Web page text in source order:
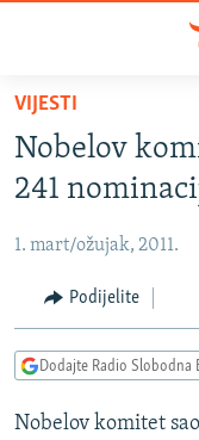
Pređite
glavni
sadržaj
na
navigaciju
Pređite
na
VIJESTI
KOSOVO
CRNA GORA
VIDEO
FOTOGALERIJE
PODCASTI
RAT U UKRAJINI
VIJESTI
Nobelov
241
1. mart/ožujak, 2011.
Podijelite
Dodajte Radio Slobodna
Nobelov komitet